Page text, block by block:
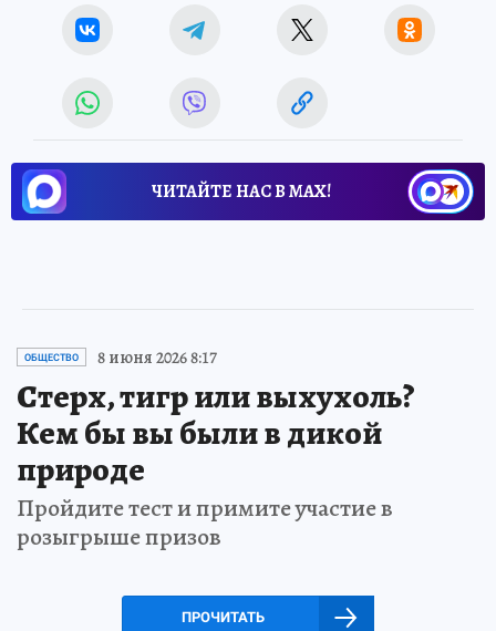
ЧИТАЙТЕ НАС В МАХ!
ОБЩЕСТВО 8 июня 2026 8:17
Стерх, тигр или выхухоль?
Кем бы вы были в дикой
природе
Пройдите тест и примите участие в
розыгрыше призов
ПРОЧИТАТЬ